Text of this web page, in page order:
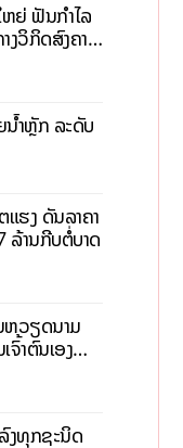
ຍ່ ຟັນກຳໄລ
ງວິກິດສົງຄາມ
ນໍ້າຫຼັກ ລະດັບ
ແຮງ ດັນລາຄາ
ລ້ານກີບຕໍ່ບາດ
ວຽດນາມ
ຈົ້າຕົນເອງ
ງທຸກຊະນິດ